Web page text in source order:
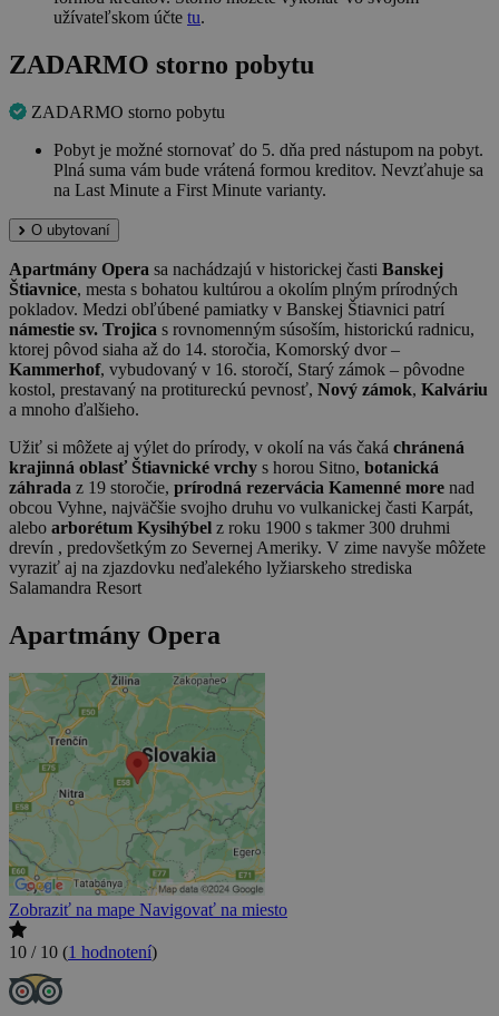
užívateľskom účte tu.
ZADARMO storno pobytu
ZADARMO storno pobytu
Pobyt je možné stornovať do 5. dňa pred nástupom na pobyt.
Plná suma vám bude vrátená formou kreditov. Nevzťahuje sa
na Last Minute a First Minute varianty.
O ubytovaní
Apartmány Opera sa nachádzajú v historickej časti Banskej
Štiavnice, mesta s bohatou kultúrou a okolím plným prírodných
pokladov. Medzi obľúbené pamiatky v Banskej Štiavnici patrí
námestie sv. Trojica s rovnomenným súsoším, historickú radnicu,
ktorej pôvod siaha až do 14. storočia, Komorský dvor –
Kammerhof, vybudovaný v 16. storočí, Starý zámok – pôvodne
kostol, prestavaný na protitureckú pevnosť, Nový zámok, Kalváriu
a mnoho ďalšieho.
Užiť si môžete aj výlet do prírody, v okolí na vás čaká chránená
krajinná oblasť Štiavnické vrchy s horou Sitno, botanická
záhrada z 19 storočie, prírodná rezervácia Kamenné more nad
obcou Vyhne, najväčšie svojho druhu vo vulkanickej časti Karpát,
alebo arborétum Kysihýbel z roku 1900 s takmer 300 druhmi
drevín , predovšetkým zo Severnej Ameriky. V zime navyše môžete
vyraziť aj na zjazdovku neďalekého lyžiarskeho strediska
Salamandra Resort
Apartmány Opera
Zobraziť na mape Navigovať na miesto
10 / 10 (1 hodnotení)